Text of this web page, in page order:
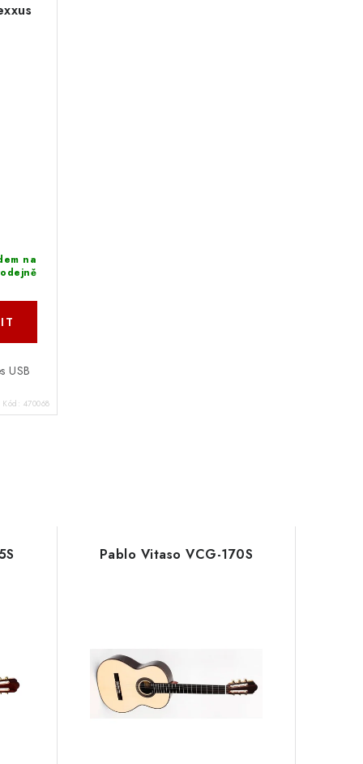
na
USB
Kód: 470068
Pablo Vitaso VCG-170S